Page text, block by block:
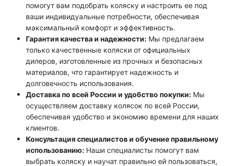
помогут вам подобрать коляску и настроить ее под
ваши индивидуальные потребности,обеспечивая
максимальный комфорт и эффективность.
Гарантия качества и надежности: Мы предлагаем
только качественные коляски от официальных
дилеров, изготовленные из прочных и безопасных
материалов, что гарантирует надежность и
долговечность использования.
Доставка по всей России и удобство покупки: Мы
осуществляем доставку колясок по всей России,
обеспечивая удобство и экономию времени для наших
клиентов.
Консультация специалистов и обучение правильному
использованию: Наши специалисты помогут вам
выбрать коляску и научат правильно ей пользоваться,